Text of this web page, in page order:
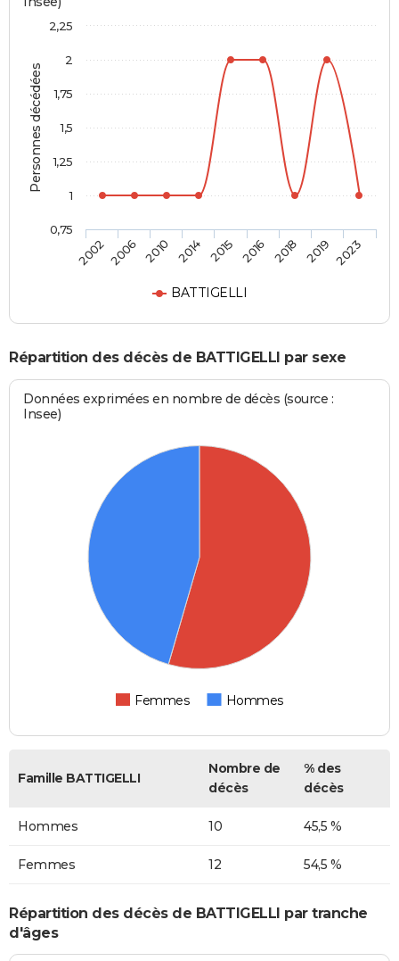
Personnes décédées
BATTIGELLI
20022006 2010 2014 2015 2016 2018 2019 2023
0,75
1
1,25
1,5
1,75
2
2,25
Répartition des décès de BATTIGELLI par sexe
Données exprimées en nombre de décès (source :
Insee)
Femmes Hommes
Famille BATTIGELLI
Nombre de
décès
% des
décès
Hommes 10 45,5 %
Femmes 12 54,5 %
Répartition des décès de BATTIGELLI par tranche
d'âges